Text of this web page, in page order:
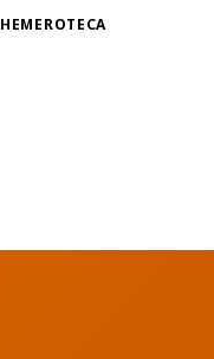
HEMEROTECA